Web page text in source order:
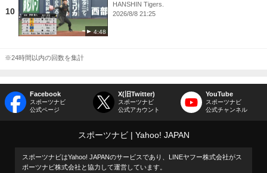
10
4:48
HANSHIN Tigers.
2026/8/8 21:25
※24時間以内の回数を集計
Facebook
スポーツナビ
公式ページ
X(旧Twitter)
スポーツナビ
公式アカウント
YouTube
スポーツナビ
公式チャンネル
スポーツナビ Yahoo! JAPAN
スポーツナビはYahoo! JAPANのサービスであり、LINEヤフー株式会社がス
ポーツナビ株式会社と協力して運営しています。